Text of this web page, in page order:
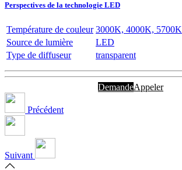
Perspectives de la technologie LED
Température de couleur 3000K, 4000K, 5700K
Source de lumière
LED
Type de diffuseur
transparent
DemandeAppeler
Précédent
Suivant